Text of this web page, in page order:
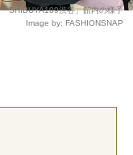
「SHIBUYA109渋谷」館内の様子
Image by: FASHIONSNAP